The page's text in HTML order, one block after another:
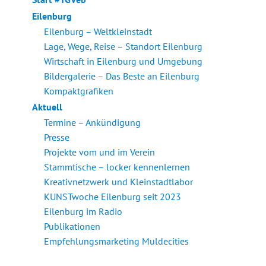
Eilenburg
Eilenburg – Weltkleinstadt
Lage, Wege, Reise – Standort Eilenburg
Wirtschaft in Eilenburg und Umgebung
Bildergalerie – Das Beste an Eilenburg
Kompaktgrafiken
Aktuell
Termine – Ankündigung
Presse
Projekte vom und im Verein
Stammtische – locker kennenlernen
Kreativnetzwerk und Kleinstadtlabor
KUNSTwoche Eilenburg seit 2023
Eilenburg im Radio
Publikationen
Empfehlungsmarketing Muldecities